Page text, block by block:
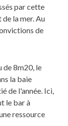
par cette
la mer. Au
de
de 8m20, le
la baie
de l'année. Ici,
le bar à
ressource